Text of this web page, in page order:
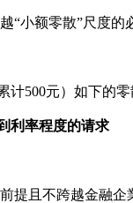
“小额零散”尺度的
计500元）如下的
利率程度的请求
提且不跨越金融企